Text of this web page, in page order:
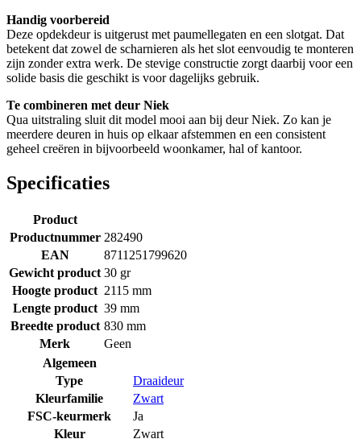
Handig voorbereid
Deze opdekdeur is uitgerust met paumellegaten en een slotgat. Dat
betekent dat zowel de scharnieren als het slot eenvoudig te monteren
zijn zonder extra werk. De stevige constructie zorgt daarbij voor een
solide basis die geschikt is voor dagelijks gebruik.
Te combineren met deur Niek
Qua uitstraling sluit dit model mooi aan bij deur Niek. Zo kan je
meerdere deuren in huis op elkaar afstemmen en een consistent
geheel creëren in bijvoorbeeld woonkamer, hal of kantoor.
Specificaties
Product
Productnummer 282490
EAN
8711251799620
Gewicht product 30 gr
Hoogte product 2115 mm
Lengte product 39 mm
Breedte product 830 mm
Merk
Geen
Algemeen
Type
Draaideur
Kleurfamilie
Zwart
FSC-keurmerk
Ja
Kleur
Zwart